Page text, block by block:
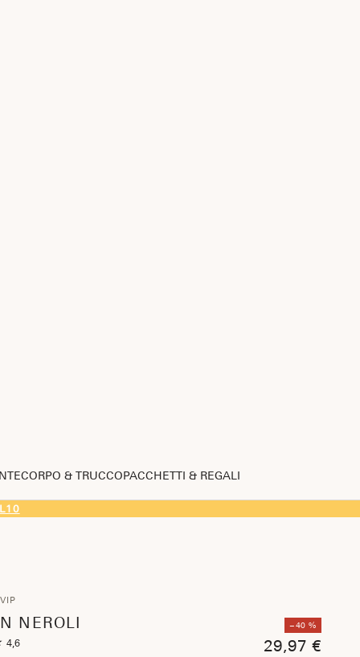
CORPO & TRUCCOPACCHETTI & REGALI
NEROLI
4,6
−40 %
29,97 €